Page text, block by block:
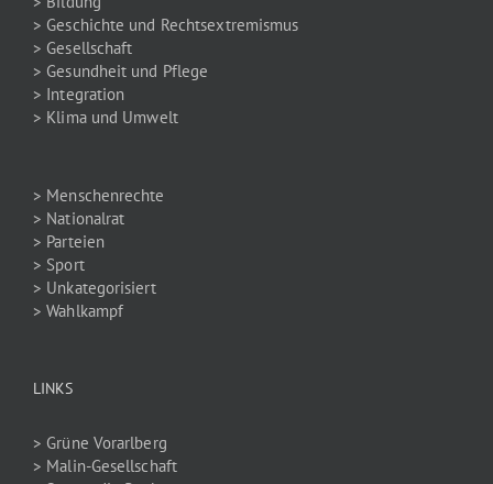
> Geschichte und Rechtsextremismus
> Gesellschaft
> Gesundheit und Pflege
> Integration
> Klima und Umwelt
> Menschenrechte
> Nationalrat
> Parteien
> Sport
> Unkategorisiert
> Wahlkampf
LINKS
> Grüne Vorarlberg
> Malin-Gesellschaft